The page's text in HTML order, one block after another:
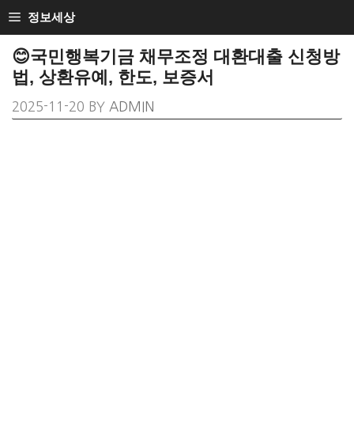
SKIP
TO
CONTENT
정보세상
😊국민행복기금 채무조정 대환대출 신청방
법, 상환유예, 한도, 보증서
2025-11-20 BY ADMIN